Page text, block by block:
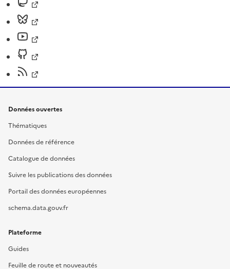
Données ouvertes
Thématiques
Données de référence
Catalogue de données
Suivre les publications des données
Portail des données européennes
schema.data.gouv.fr
Plateforme
Guides
Feuille de route et nouveautés